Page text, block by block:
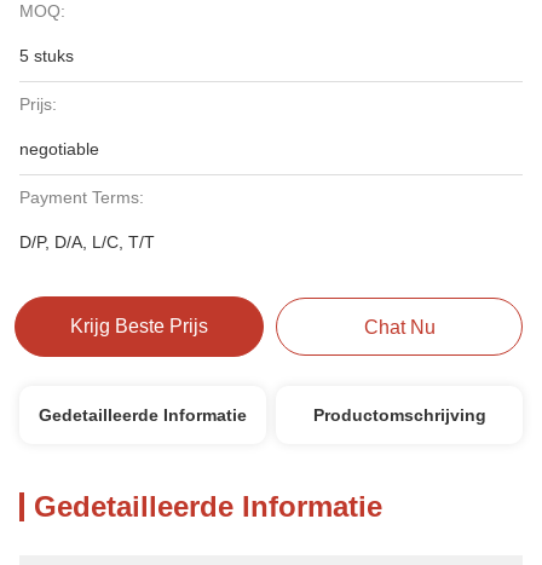
MOQ:
5 stuks
Prijs:
negotiable
Payment Terms:
D/P, D/A, L/C, T/T
Krijg Beste Prijs Chat Nu
Gedetailleerde Informatie Productomschrijving
Gedetailleerde Informatie